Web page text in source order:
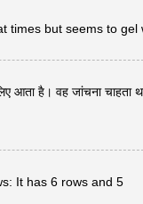
times but seems to gel
आता है। वह जांचना चाहता
It has 6 rows and 5